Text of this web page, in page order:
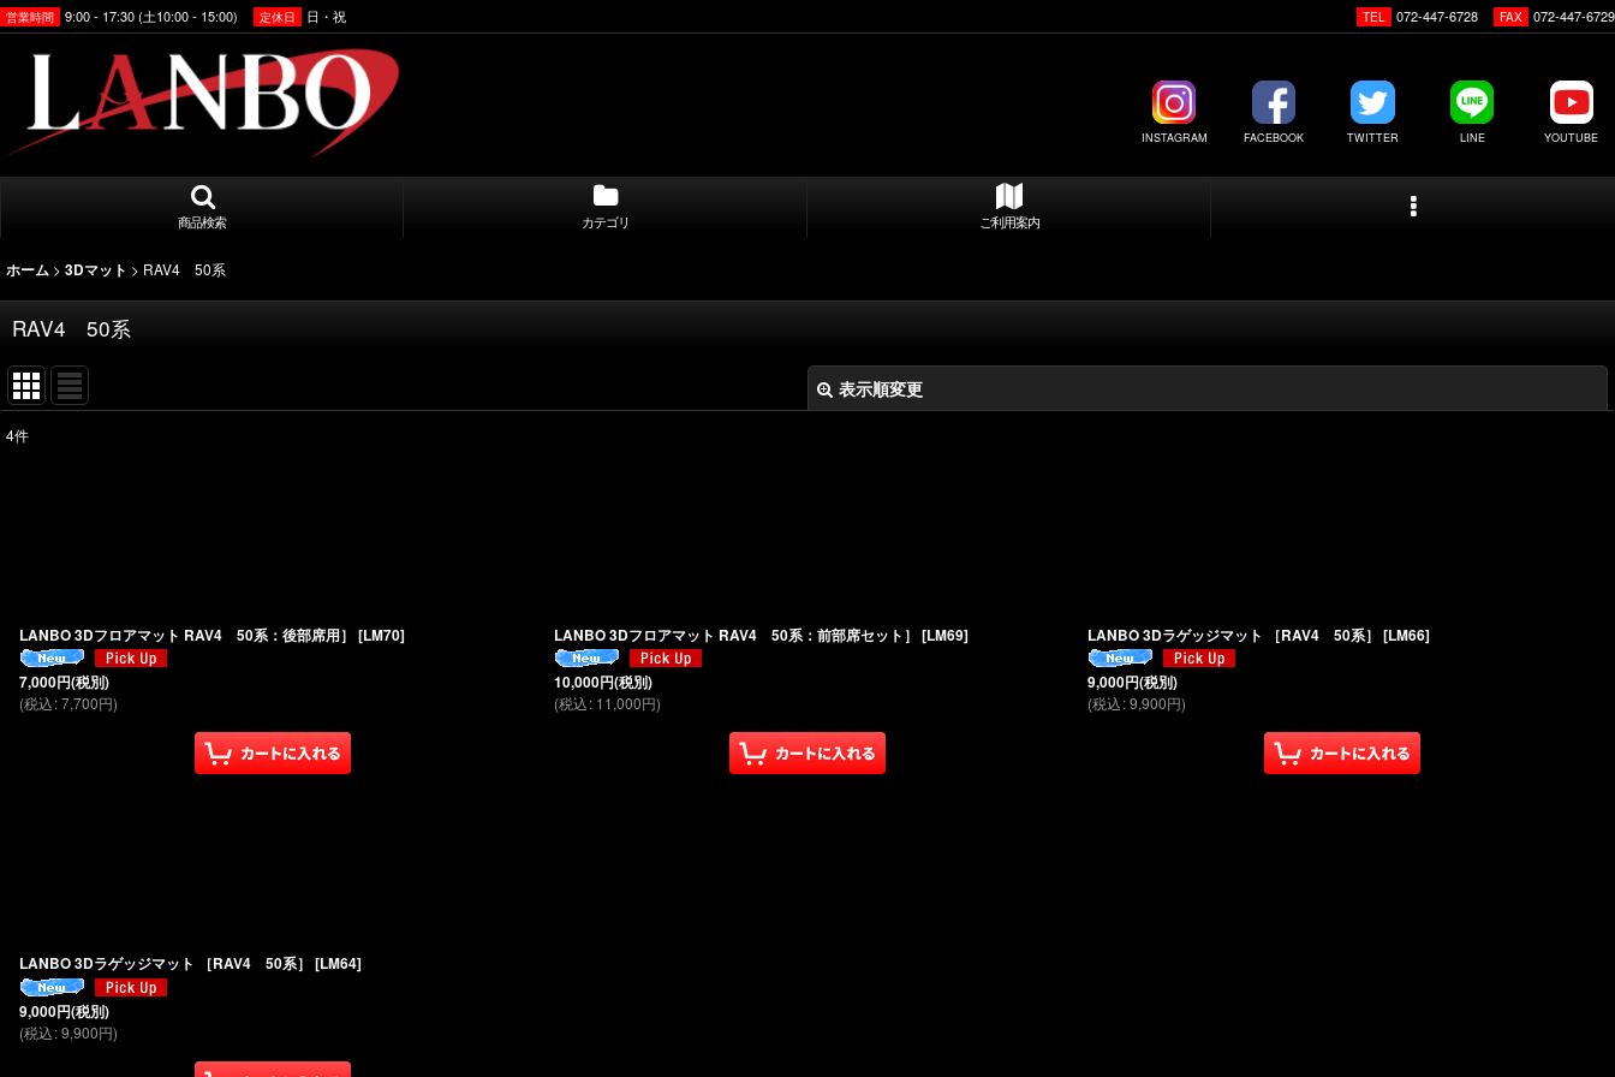
営業時間 9:00 - 17:30 (土10:00 - 15:00) 定休日 日・祝 TEL 072-447-6728 FAX 072-447-6729
INSTAGRAM FACEBOOK TWITTER LINE YOUTUBE
商品検索 カテゴリ ご利用案内
ホーム > 3Dマット > RAV4 50系
RAV4 50系
表示順変更
4件
LANBO 3Dフロアマット RAV4 50系：後部席用］ [LM70]
7,000円(税別)
(税込:7,700円)
LANBO 3Dフロアマット RAV4 50系：前部席セット］ [LM69]
10,000円(税別)
(税込: 11,000円)
LANBO 3Dラゲッジマット ［RAV4 50系］ [LM66]
9,000円(税別)
(税込:9,900円)
LANBO 3Dラゲッジマット ［RAV4 50系］ [LM64]
9,000円(税別)
(税込:9,900円)